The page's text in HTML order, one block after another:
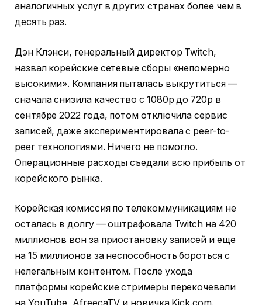
аналогичных услуг в других странах более чем в
десять раз.
Дэн Клэнси, генеральный директор Twitch,
назвал корейские сетевые сборы «непомерно
высокими». Компания пыталась выкрутиться —
сначала снизила качество с 1080p до 720p в
сентябре 2022 года, потом отключила сервис
записей, даже экспериментировала с peer-to-
peer технологиями. Ничего не помогло.
Операционные расходы съедали всю прибыль от
корейского рынка.
Корейская комиссия по телекоммуникациям не
осталась в долгу — оштрафовала Twitch на 420
миллионов вон за приостановку записей и еще
на 15 миллионов за неспособность бороться с
нелегальным контентом. После ухода
платформы корейские стримеры перекочевали